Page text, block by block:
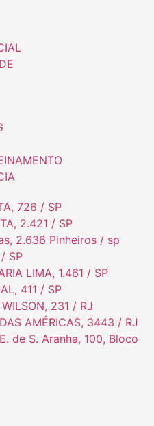
726 / SP
2.421 / SP
2.636 Pinheiros / sp
SP
LIMA, 1.461 / SP
411 / SP
231 / RJ
AMÉRICAS, 3443 / RJ
de S. Aranha, 100, Bloco